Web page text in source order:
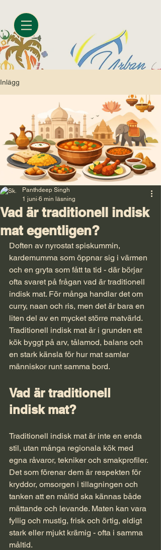
Inlägg
Vad är traditionell indisk
mat egentligen?
Panthdeep Singh
1 juni 6 min läsning
Doften av nyrostat spiskummin,
kardemumma som öppnar sig i värmen
och en gryta som fått ta tid - där börjar
ofta svaret på frågan vad är traditionell
indisk mat. För många handlar det om
curry, naan och ris, men det är bara en
liten del av en mycket större matvärld.
Traditionell indisk mat är i grunden ett
kök byggt på arv, tålamod, balans och
en stark känsla för hur mat samlar
människor runt samma bord.
Vad är traditionell
indisk mat?
Traditionell indisk mat är inte en enda
stil, utan många regionala kök med
egna råvaror, tekniker och smakprofiler.
Det som förenar dem är respekten för
kryddor, omsorgen i tillagningen och
tanken att en måltid ska kännas både
mättande och levande. Maten kan vara
fyllig och mustig, frisk och örtig, eldigt
stark eller mjukt krämig - ofta i samma
måltid.